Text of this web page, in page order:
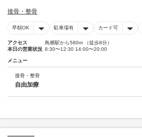
接骨・整骨
早朝OK 駐車場有 カード可
アクセス
鳥栖駅から580m （徒歩8分）
本日の営業状況 8:30〜12:30 14:00〜20:00
メニュー
接骨・整骨
自由加療